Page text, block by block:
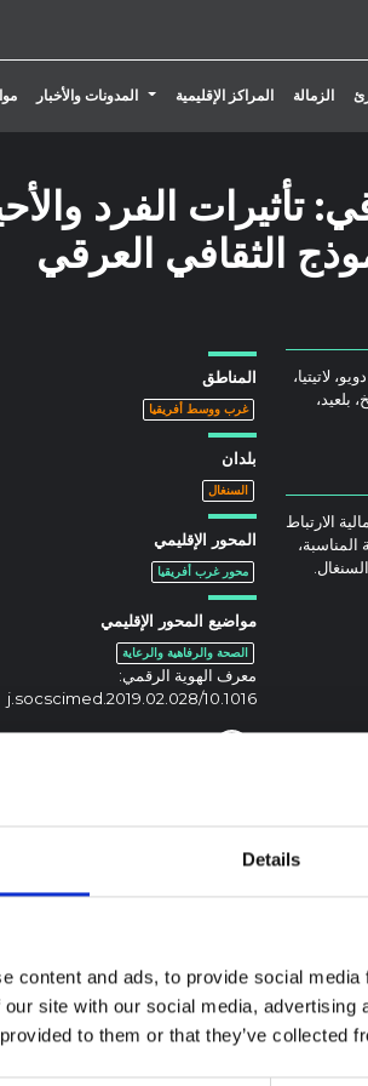
Details
content and ads, to provide social
site with our social media,
to them or that they’ve collected
الزمالة المراكز الإقليمية
تبديل القائمة المنسدلة
المدونات والأخبار
تأثيرات الفرد
الثقافي العرقي
لاتيتيا،
بلعيد،
الارتباط
المناطق
غرب ووسط أفريقيا
بلدان
السنغال
المحور الإقليمي
محور غرب أفريقيا
مواضيع المحور الإقليمي
الصحة والرفاهية والرعاية
معرف الهوية الرقمي:
10.1016/j.socscimed.2019.02.028